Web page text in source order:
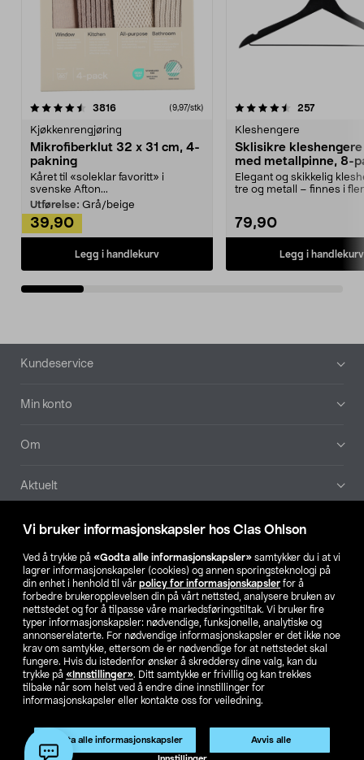
Vi bruker informasjonskapsler hos Clas Ohlson
Ved å trykke på «Godta alle informasjonskapsler» samtykker du i at vi
lagrer informasjonskapsler (cookies) og annen sporingsteknologi på
din enhet i henhold til vår policy for informasjonskapsler for å
forbedre brukeropplevelsen din på vårt nettsted, analysere bruken av
nettstedet og for å tilpasse våre markedsføringstiltak. Vi bruker fire
typer informasjonskapsler: nødvendige, funksjonelle, analytiske og
annonserelaterte. For nødvendige informasjonskapsler er det ikke noe
krav om samtykke, ettersom de er nødvendige for at nettstedet skal
fungere. Hvis du istedenfor ønsker å skreddersy dine valg, kan du
trykke på «Innstillinger». Ditt samtykke er frivillig og kan trekkes
tilbake når som helst ved å endre dine innstillinger for
informasjonskapsler eller kontakte oss for veiledning.
Godta alle informasjonskapsler Avvis alle
Produktet har utgått
Artikkelnr.:51-269
3816anmeldelser(9,97/stk)
Kjøkkenrengjøring
Mikrofiberklut 32 x 31 cm, 4-
pakning
Kåret til «soleklar favoritt» i
svenske Afton...
Utførelse: Grå/beige
39,90
Legg i handlekurv
4.5av 5 stjerner 257
Kleshengere
Sklisikre
med metallpinne, 8-
Elegant og skikkelig
tre og metall – finnes i
79,90
Legg i handlekurv
4.5av 5 stjerner
Bunntekst
Kundeservice
Min konto
Om
Aktuelt
Våre selskaper
Finn din butikk
SE NO FI
Endre til priser ekskl. moms